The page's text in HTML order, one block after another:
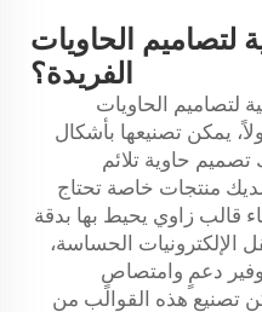
لتصاميم الحاويات
الفريدة؟
لتصاميم الحاويات
يمكن تصنيعها بأشكال
تصميم حاوية تلائم
منتجات خاصة تحتاج
قالب زاوي يحيط بها بدقة
الإلكترونيات الحساسة،
دعمٍ وامتصاصٍ
تصنيع هذه القوالب من